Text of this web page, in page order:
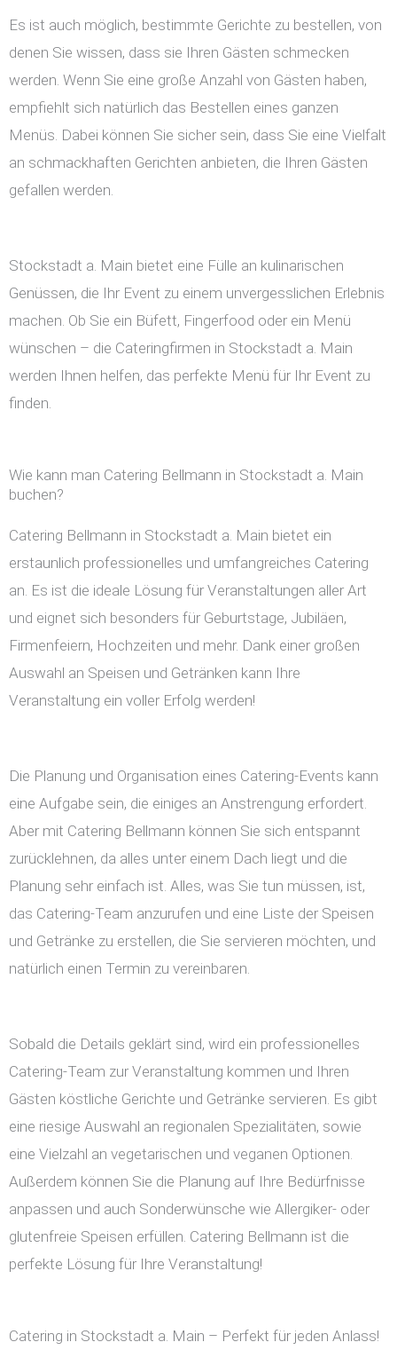
Es ist auch möglich, bestimmte Gerichte zu bestellen, von
denen Sie wissen, dass sie Ihren Gästen schmecken
werden. Wenn Sie eine große Anzahl von Gästen haben,
empfiehlt sich natürlich das Bestellen eines ganzen
Menüs. Dabei können Sie sicher sein, dass Sie eine Vielfalt
an schmackhaften Gerichten anbieten, die Ihren Gästen
gefallen werden.
Stockstadt a. Main bietet eine Fülle an kulinarischen
Genüssen, die Ihr Event zu einem unvergesslichen Erlebnis
machen. Ob Sie ein Büfett, Fingerfood oder ein Menü
wünschen – die Cateringfirmen in Stockstadt a. Main
werden Ihnen helfen, das perfekte Menü für Ihr Event zu
finden.
Wie kann man Catering Bellmann in Stockstadt a. Main
buchen?
Catering Bellmann in Stockstadt a. Main bietet ein
erstaunlich professionelles und umfangreiches Catering
an. Es ist die ideale Lösung für Veranstaltungen aller Art
und eignet sich besonders für Geburtstage, Jubiläen,
Firmenfeiern, Hochzeiten und mehr. Dank einer großen
Auswahl an Speisen und Getränken kann Ihre
Veranstaltung ein voller Erfolg werden!
Die Planung und Organisation eines Catering-Events kann
eine Aufgabe sein, die einiges an Anstrengung erfordert.
Aber mit Catering Bellmann können Sie sich entspannt
zurücklehnen, da alles unter einem Dach liegt und die
Planung sehr einfach ist. Alles, was Sie tun müssen, ist,
das Catering-Team anzurufen und eine Liste der Speisen
und Getränke zu erstellen, die Sie servieren möchten, und
natürlich einen Termin zu vereinbaren.
Sobald die Details geklärt sind, wird ein professionelles
Catering-Team zur Veranstaltung kommen und Ihren
Gästen köstliche Gerichte und Getränke servieren. Es gibt
eine riesige Auswahl an regionalen Spezialitäten, sowie
eine Vielzahl an vegetarischen und veganen Optionen.
Außerdem können Sie die Planung auf Ihre Bedürfnisse
anpassen und auch Sonderwünsche wie Allergiker- oder
glutenfreie Speisen erfüllen. Catering Bellmann ist die
perfekte Lösung für Ihre Veranstaltung!
Catering in Stockstadt a. Main – Perfekt für jeden Anlass!